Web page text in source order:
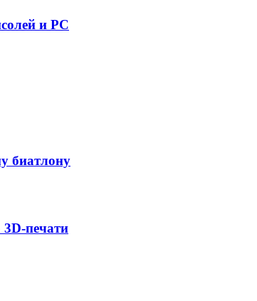
и PC
биатлону
печати